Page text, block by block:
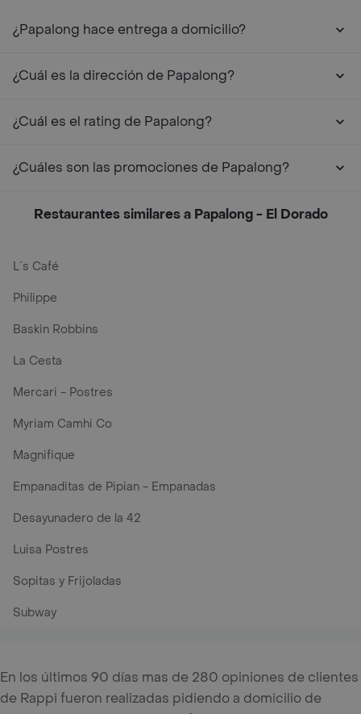
¿Papalong hace entrega a domicilio?
¿Cuál es la dirección de Papalong?
¿Cuál es el rating de Papalong?
¿Cuáles son las promociones de Papalong?
Restaurantes similares a Papalong - El Dorado
L´s Café
Philippe
Baskin Robbins
La Cesta
Mercari - Postres
Myriam Camhi Co
Magnifique
Empanaditas de Pipian - Empanadas
Desayunadero de la 42
Luisa Postres
Sopitas y Frijoladas
Subway
En los últimos 90 días mas de 280 opiniones de clientes
de Rappi fueron realizadas pidiendo a domicilio de